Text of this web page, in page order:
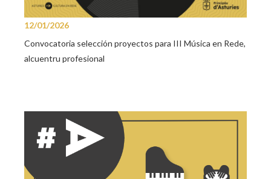
12/01/2026
Convocatoria selección proyectos para III Música en Rede,
alcuentru profesional